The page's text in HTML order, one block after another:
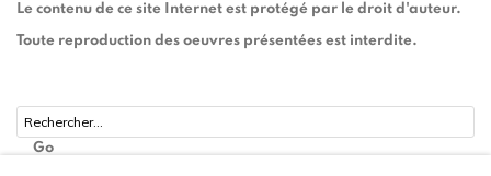
Le contenu de ce site Internet est protégé par le droit d'auteur.
Toute reproduction des oeuvres présentées est interdite.
Go